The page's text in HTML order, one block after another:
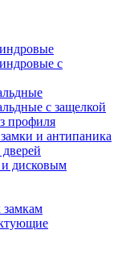
с
с защелкой
профиля
и антипаника
дисковым